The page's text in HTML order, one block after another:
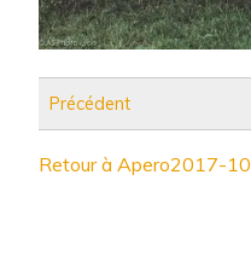
Précédent
Retour à Apero2017-10